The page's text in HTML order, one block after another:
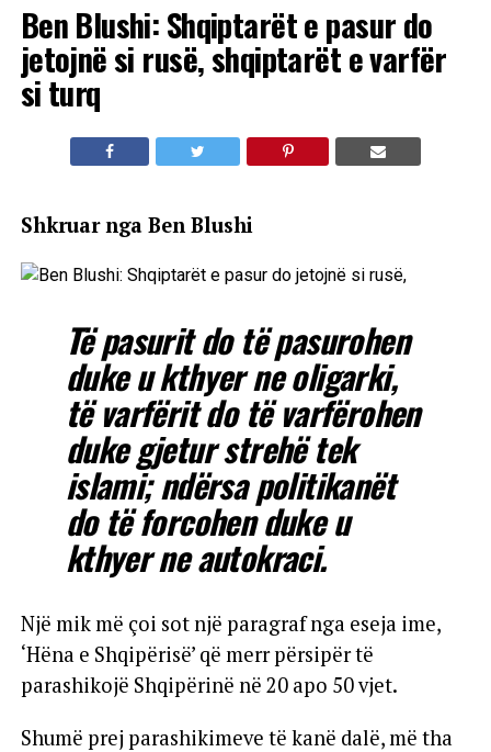
Ben Blushi: Shqiptarët e pasur do
jetojnë si rusë, shqiptarët e varfër
si turq
Shkruar nga Ben Blushi
Të pasurit do të pasurohen
duke u kthyer ne oligarki,
të varfërit do të varfërohen
duke gjetur strehë tek
islami; ndërsa politikanët
do të forcohen duke u
kthyer ne autokraci.
Një mik më çoi sot një paragraf nga eseja ime,
‘Hëna e Shqipërisë’ që merr përsipër të
parashikojë Shqipërinë në 20 apo 50 vjet.
Shumë prej parashikimeve të kanë dalë, më tha